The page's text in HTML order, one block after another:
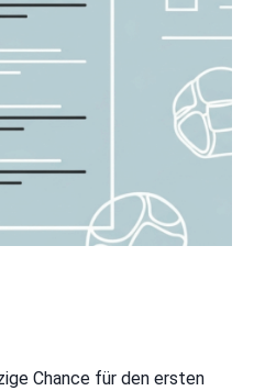
Chance für den ersten